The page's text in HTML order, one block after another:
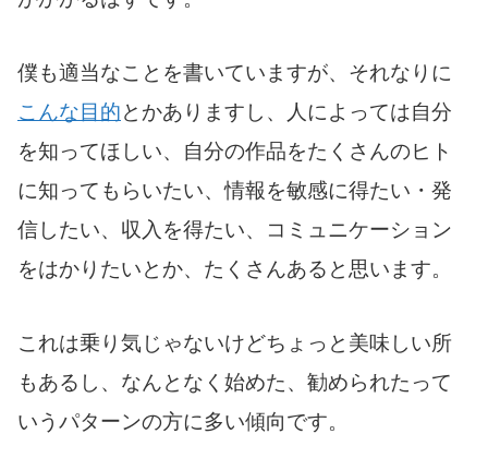
僕も適当なことを書いていますが、それなりに
こんな目的とかありますし、人によっては自分
を知ってほしい、自分の作品をたくさんのヒト
に知ってもらいたい、情報を敏感に得たい・発
信したい、収入を得たい、コミュニケーション
をはかりたいとか、たくさんあると思います。
これは乗り気じゃないけどちょっと美味しい所
もあるし、なんとなく始めた、勧められたって
いうパターンの方に多い傾向です。